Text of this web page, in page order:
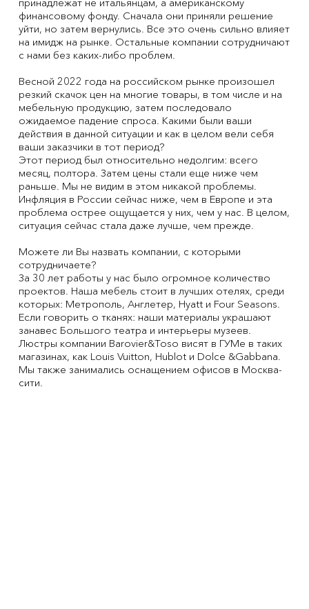
финансовому фонду. Сначала они приняли решение
уйти, но затем вернулись. Все это очень сильно влияет
на имидж на рынке. Остальные компании сотрудничают
с нами без каких-либо проблем.
Весной 2022 года на российском рынке произошел
резкий скачок цен на многие товары, в том числе и на
мебельную продукцию, затем последовало
ожидаемое падение спроса. Какими были ваши
действия в данной ситуации и как в целом вели себя
ваши заказчики в тот период?
Этот период был относительно недолгим: всего
месяц, полтора. Затем цены стали еще ниже чем
раньше. Мы не видим в этом никакой проблемы.
Инфляция в России сейчас ниже, чем в Европе и эта
проблема острее ощущается у них, чем у нас. В целом,
ситуация сейчас стала даже лучше, чем прежде.
Можете ли Вы назвать компании, с которыми
сотрудничаете?
За 30 лет работы у нас было огромное количество
проектов. Наша мебель стоит в лучших отелях, среди
которых: Метрополь, Англетер, Hyatt и Four Seasons.
Если говорить о тканях: наши материалы украшают
занавес Большого театра и интерьеры музеев.
Люстры компании Barovier&Toso висят в ГУМе в таких
магазинах, как Louis Vuitton, Hublot и Dolce &Gabbana.
Мы также занимались оснащением офисов в Москва-
сити.